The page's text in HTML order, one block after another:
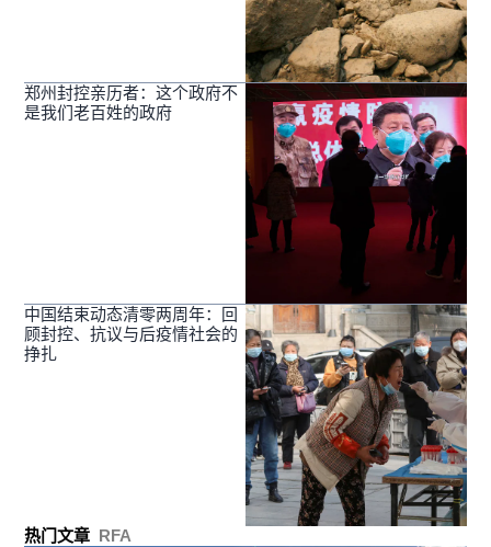
郑州封控亲历者：这个政府不
是我们老百姓的政府
中国结束动态清零两周年：回
顾封控、抗议与后疫情社会的
挣扎
热门文章 RFA